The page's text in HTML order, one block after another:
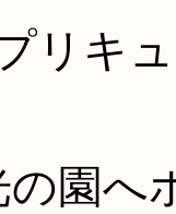
リキ
園へ